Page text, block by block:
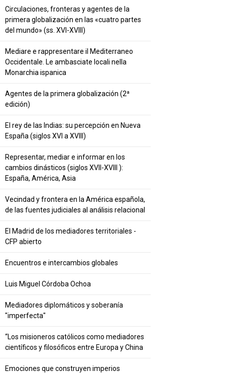
Circulaciones, fronteras y agentes de la
primera globalización en las «cuatro partes
del mundo» (ss. XVI-XVIII)
Mediare e rappresentare il Mediterraneo
Occidentale. Le ambasciate locali nella
Monarchia ispanica
Agentes de la primera globalización (2ª
edición)
El rey de las Indias: su percepción en Nueva
España (siglos XVI a XVIII)
Representar, mediar e informar en los
cambios dinásticos (siglos XVII-XVIII ):
España, América, Asia
Vecindad y frontera en la América española,
de las fuentes judiciales al análisis relacional
El Madrid de los mediadores territoriales -
CFP abierto
Encuentros e intercambios globales
Luis Miguel Córdoba Ochoa
Mediadores diplomáticos y soberanía
"imperfecta"
“Los misioneros católicos como mediadores
científicos y filosóficos entre Europa y China
Emociones que construyen imperios